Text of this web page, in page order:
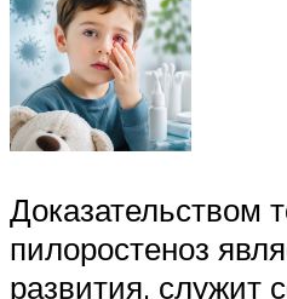
Доказательством
пилоростеноз
развития, служит